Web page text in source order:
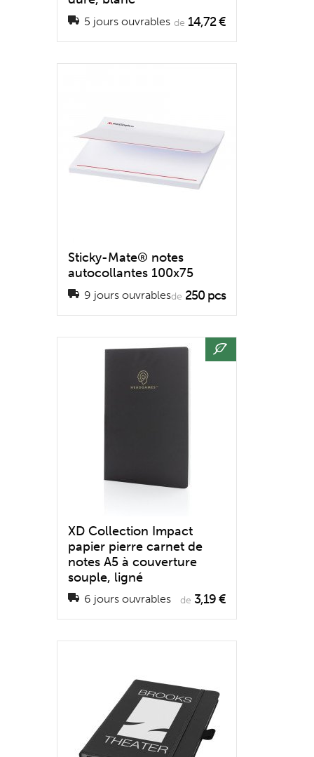
5 jours ouvrables de 14,72 €
Sticky-Mate® notes
autocollantes 100x75
9 jours ouvrablesde 250 pcs
XD Collection Impact
papier pierre carnet de
notes A5 à couverture
souple, ligné
6 jours ouvrables de 3,19 €